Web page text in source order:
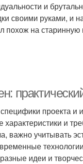
и
своими руками, и
похож на
проекта и
и
важно учитывать
идеи и